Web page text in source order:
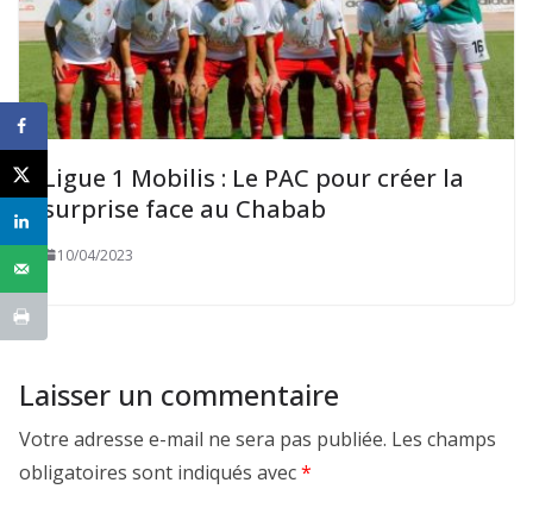
Ligue 1 Mobilis : Le PAC pour créer la
surprise face au Chabab
10/04/2023
Laisser un commentaire
Votre adresse e-mail ne sera pas publiée. Les champs
obligatoires sont indiqués avec*